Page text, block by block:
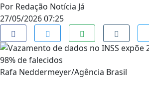
Por Redação Notícia Já
27/05/2026 07:25
Rafa Neddermeyer/Agência Brasil